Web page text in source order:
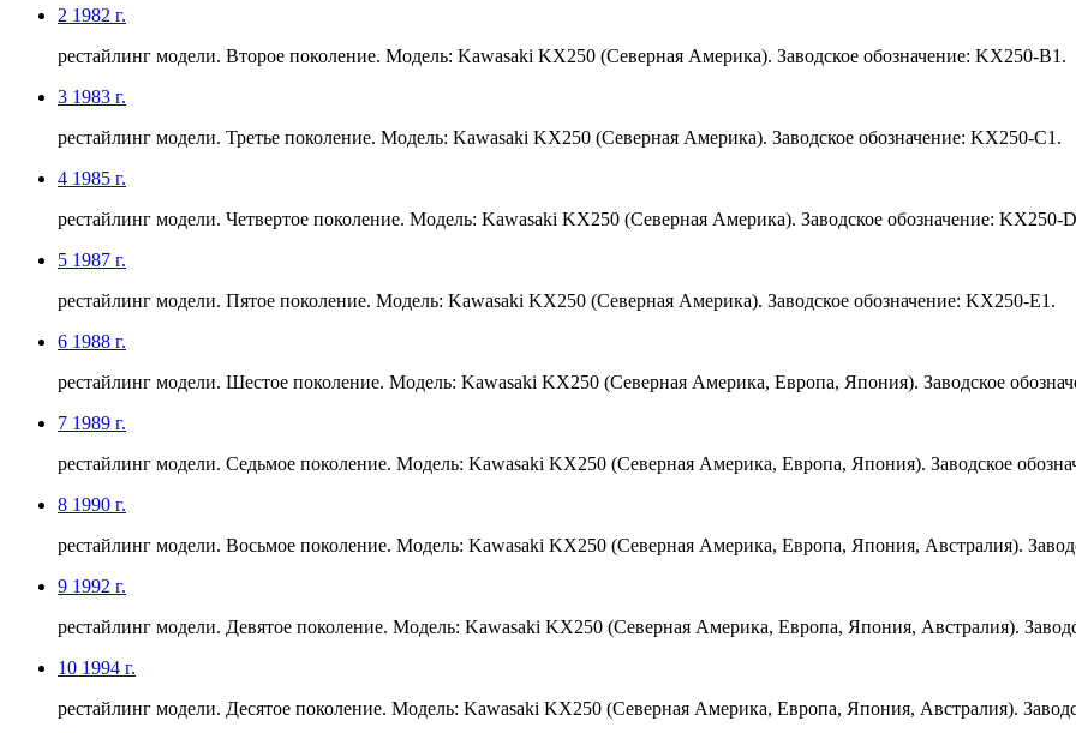
2 1982 г.
рестайлинг модели. Второе поколение. Модель: Kawasaki KX250 (Северная Америка). Заводское обозначение: KX250-B1.
3 1983 г.
рестайлинг модели. Третье поколение. Модель: Kawasaki KX250 (Северная Америка). Заводское обозначение: KX250-C1.
4 1985 г.
рестайлинг модели. Четвертое поколение. Модель: Kawasaki KX250 (Северная Америка). Заводское обозначение: KX250-
5 1987 г.
рестайлинг модели. Пятое поколение. Модель: Kawasaki KX250 (Северная Америка). Заводское обозначение: KX250-E1.
6 1988 г.
рестайлинг модели. Шестое поколение. Модель: Kawasaki KX250 (Северная Америка, Европа, Япония). Заводское
7 1989 г.
рестайлинг модели. Седьмое поколение. Модель: Kawasaki KX250 (Северная Америка, Европа, Япония). Заводское
8 1990 г.
рестайлинг модели. Восьмое поколение. Модель: Kawasaki KX250 (Северная Америка, Европа, Япония, Австралия).
9 1992 г.
рестайлинг модели. Девятое поколение. Модель: Kawasaki KX250 (Северная Америка, Европа, Япония, Австралия).
10 1994 г.
рестайлинг модели. Десятое поколение. Модель: Kawasaki KX250 (Северная Америка, Европа, Япония, Австралия).